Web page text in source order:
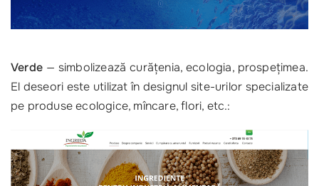
Verde — simbolizează curăţenia, ecologia, prospeţimea.
El deseori este utilizat în designul site-urilor specializate
pe produse ecologice, mîncare, flori, etc.: